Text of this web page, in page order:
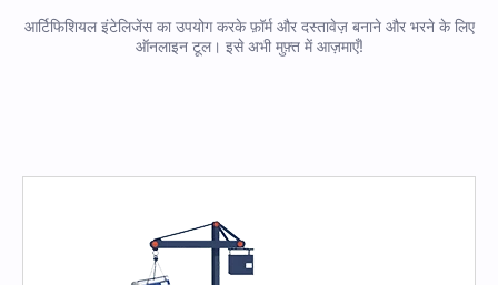
आर्टिफिशियल इंटेलिजेंस का उपयोग करके फ़ॉर्म और दस्तावेज़ बनाने और भरने के लिए
ऑनलाइन टूल। इसे अभी मुफ़्त में आज़माएँ!